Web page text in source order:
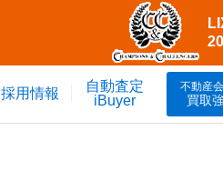
採用情報
自動査定
iBuyer
不動産
買取